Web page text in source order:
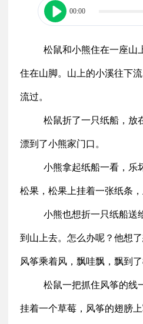
00:00
松鼠和小熊住在一座山
住在山脚。山上的小溪往下
流过。
松鼠折了一只纸船，放
漂到了小熊家门口。
小熊拿起纸船一看，乐
松果，松果上挂着一张纸条
小熊也想折一只纸船送
到山上去。怎么办呢？他想
风筝乘着风，飘哇飘，飘到了
松鼠一把抓住风筝的线
挂着一个草莓，风筝的翅膀